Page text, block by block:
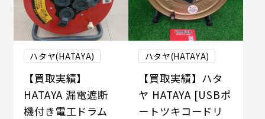
ハタヤ(HATAYA)
【買取実績】
HATAYA 漏電遮断
機付き電工ドラム
ハタヤ(HATAYA)
【買取実績】ハタ
ヤ HATAYA [USBポ
ートツキコードリ